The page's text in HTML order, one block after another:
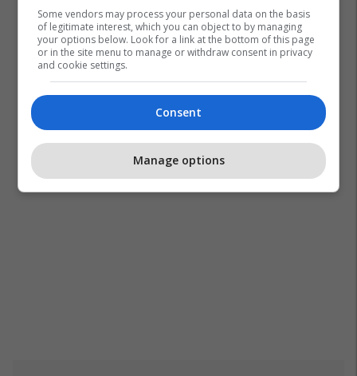
Some vendors may process your personal data on the basis
of legitimate interest, which you can object to by managing
your options below. Look for a link at the bottom of this page
or in the site menu to manage or withdraw consent in privacy
and cookie settings.
Consent
Manage options